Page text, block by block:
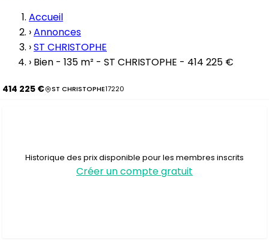
Accueil
›Annonces
›ST CHRISTOPHE
› Bien - 135 m² - ST CHRISTOPHE - 414 225 €
414 225 € ST CHRISTOPHE17220
Historique des prix disponible pour les membres inscrits
Créer un compte gratuit